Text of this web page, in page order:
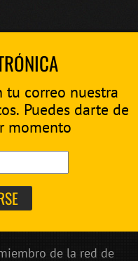
tu correo nuestra
Puedes darte de
momento
de la red de